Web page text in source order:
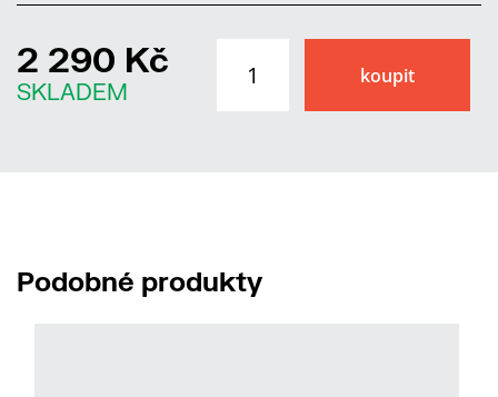
2 290 Kč
SKLADEM
Podobné produkty